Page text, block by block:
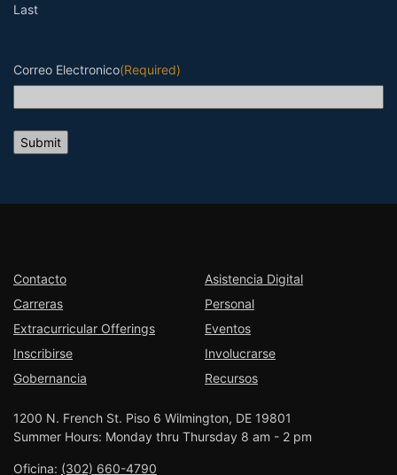
Contacto
Carreras
Extracurricular Offerings
Inscribirse
Gobernancia
Asistencia Digital
Personal
Eventos
Involucrarse
Recursos
1200 N. French St. Piso 6 Wilmington, DE 19801
Summer Hours: Monday thru Thursday 8 am - 2 pm
Oficina: (302) 660-4790
Last
Correo Electronico(Required)